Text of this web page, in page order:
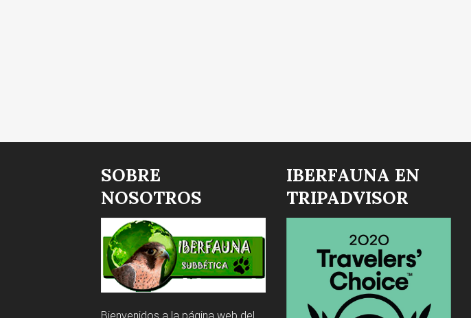
SOBRE
NOSOTROS
IBERFAUNA EN
TRIPADVISOR